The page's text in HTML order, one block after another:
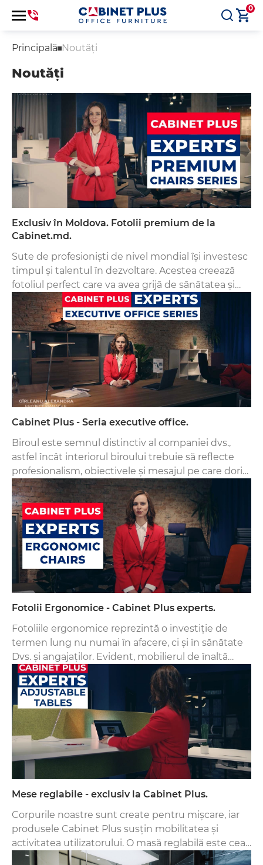
0
Principală Noutăți
Noutăți
Exclusiv în Moldova. Fotolii premium de la
Cabinet.md.
Sute de profesioniști de nivel mondial își investesc
timpul și talentul în dezvoltare. Acestea creează
fotoliul perfect care va avea grijă de sănătatea și
bunăstarea Dvs. Cabinet Plus este lider în crearea
și optimizarea spațiilor de lucru.
Cabinet Plus - Seria executive office.
Biroul este semnul distinctiv al companiei dvs.,
astfel încât interiorul biroului trebuie să reflecte
profesionalism, obiectivele și mesajul pe care doriți
să-l transmiteți clientului - stabilitate, seriozitate,
ospitalitate sau excelență.
Fotolii Ergonomice - Cabinet Plus experts.
Fotoliile ergonomice reprezintă o investiție de
termen lung nu numai în afacere, ci și în sănătate
Dvs. și angajaților. Evident, mobilierul de înaltă
calitate este mai scump, dar având în vedere
durata de viață a produsului și faptul că vor fi
utilizate aproape în fiecare zi, face această achiziție
să fie una profitabilă.
Mese reglabile - exclusiv la Cabinet Plus.
Corpurile noastre sunt create pentru mișcare, iar
produsele Cabinet Plus susțin mobilitatea și
activitatea utilizatorului. O masă reglabilă este cea
mai bună alegere pentru persoanele care nu